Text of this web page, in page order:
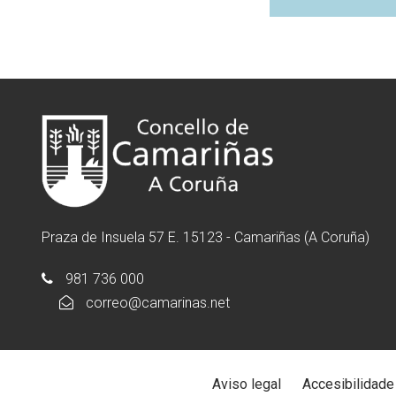
Praza de Insuela 57 E. 15123 - Camariñas (A Coruña)
981 736 000
correo@camarinas.net
Aviso legal Accesibilidade